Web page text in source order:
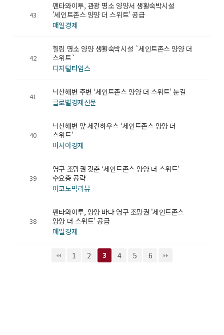
43
펜타와이투, 관광 명소 양양서 생활숙박시설
'세인트존스 양양 더 스위트' 공급
매일경제
42
힐링 명소 양양 생활숙박시설 `세인트존스 양양 더
스위트`
디지털타임스
41
낙산해변 주변 ‘세인트존스 양양 더 스위트’ 눈길
글로벌경제신문
40
낙산해변 앞 세컨하우스 ‘세인트존스 양양 더
스위트’
아시아경제
39
영구 조망권 갖춘 ‘세인트존스 양양 더 스위트’
수요층 공략
이코노믹리뷰
38
펜타와이투, 양양 바다 영구 조망권 '세인트존스
양양 더 스위트' 공급
매일경제
1 2 3 4 5 6